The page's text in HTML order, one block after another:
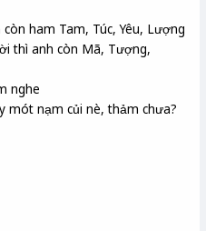
ham Tam, Túc, Yêu, Lượng
thì anh còn Mã, Tượng,
nghe
nạm củi nè, thảm chưa?